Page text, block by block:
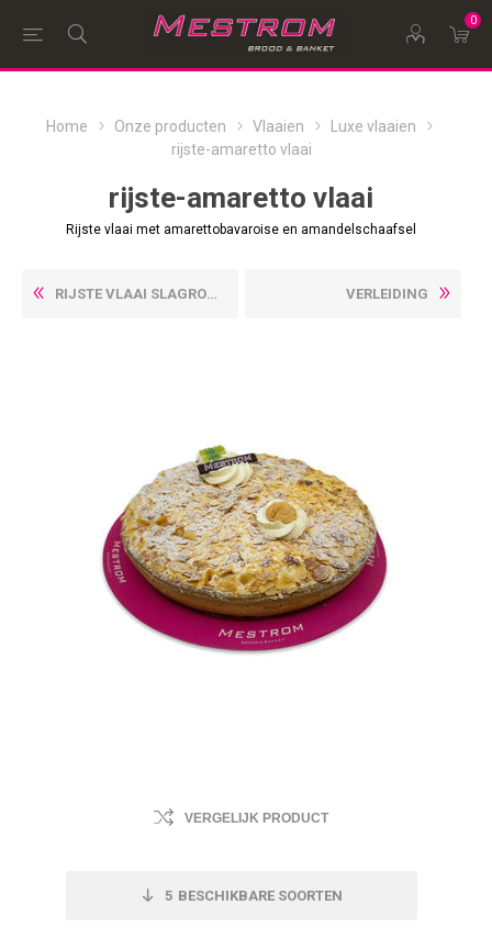
0
Home Onze producten Vlaaien
Luxe vlaaien
rijste-amaretto vlaai
rijste-amaretto vlaai
Rijste vlaai met amarettobavaroise en amandelschaafsel
RIJSTE VLAAI SLAGROOM VERLEIDING
VERGELIJK PRODUCT
5 BESCHIKBARE SOORTEN